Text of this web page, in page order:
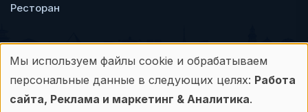
Ресторан
Пользовательское
соглашение
Политика
конфиденциальности
Использование
персональных
Мы используем файлы cookie и обрабатываем
персональные данные в следующих целях: Работа
сайта, Реклама и маркетинг & Аналитика.